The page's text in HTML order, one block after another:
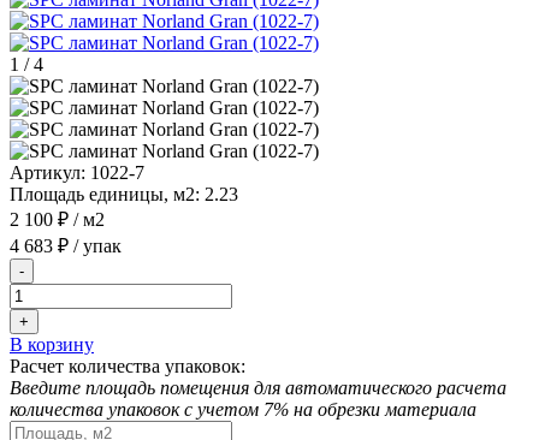
1 /4
Артикул: 1022-7
Площадь единицы, м2: 2.23
2 100 ₽ / м2
4 683 ₽ / упак
-
+
В корзину
Расчет количества упаковок:
Введите площадь помещения для автоматического расчета
количества упаковок с учетом 7% на обрезки материала